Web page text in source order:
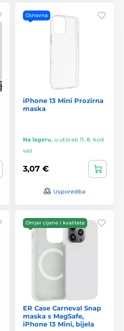
Osnovna
iPhone 13 Mini Prozirna
maska
Na lageru, u utorak 11. 8. kod
vas
3,07 €
Usporedba
Omjer cijene i kvalitete
ER Case Carneval Snap
maska s MagSafe,
iPhone 13 Mini, bijela